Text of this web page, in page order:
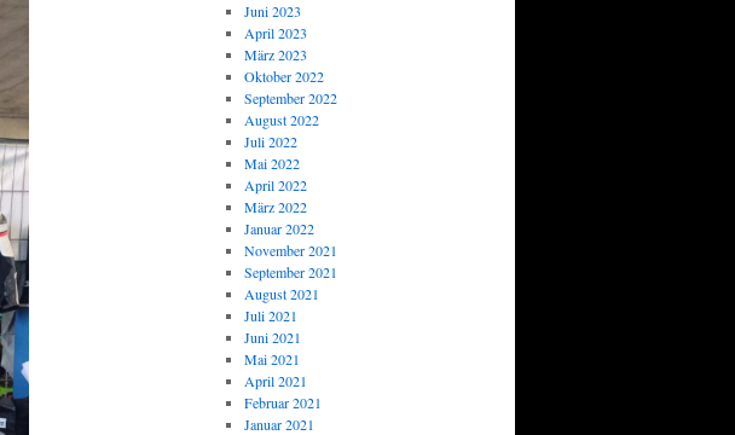
Juni 2023
April 2023
März 2023
Oktober 2022
September 2022
August 2022
Juli 2022
Mai 2022
April 2022
März 2022
Januar 2022
November 2021
September 2021
August 2021
Juli 2021
Juni 2021
Mai 2021
April 2021
Februar 2021
Januar 2021